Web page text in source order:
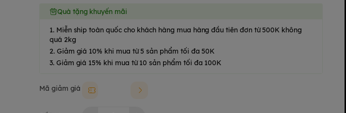
Quà tặng khuyến mãi
1. Miễn ship toàn quốc cho khách hàng mua hàng đầu tiên đơn từ 500K không
quá 2kg
2. Giảm giá 10% khi mua từ 5 sản phẩm tối đa 50K
3. Giảm giá 15% khi mua từ 10 sản phẩm tối đa 100K
Mã giảm giá Moki50k